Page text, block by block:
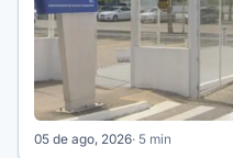
05 de ago, 2026· 5 min